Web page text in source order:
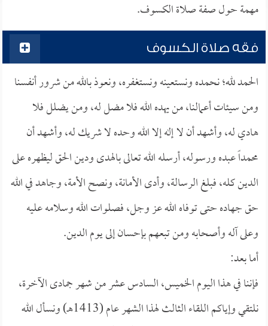
مهمة حول صفة صلاة الكسوف.
فقه صلاة الكسوف
الحمد لله؛ نحمده ونستعينه ونستغفره، ونعوذ بالله من شرور أنفسنا
ومن سيئات أعمالنا، من يهده الله فلا مضل له، ومن يضلل فلا
هادي له، وأشهد أن لا إله إلا الله وحده لا شريك له، وأشهد أن
محمداً عبده ورسوله، أرسله الله تعالى بالهدى ودين الحق ليظهره على
الدين كله، فبلغ الرسالة، وأدى الأمانة، ونصح الأمة، وجاهد في الله
حق جهاده حتى توفاه الله عز وجل، فصلوات الله وسلامه عليه
وعلى آله وأصحابه ومن تبعهم بإحسان إلى يوم الدين.
أما بعد:
فإننا في هذا اليوم الخميس، السادس عشر من شهر جمادى الآخرة،
نلتقي وإياكم اللقاء الثالث لهذا الشهر عام (1413هـ) ونسأل الله